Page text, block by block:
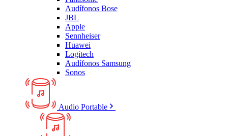
Audífonos Bose
JBL
Apple
Sennheiser
Huawei
Logitech
Audífonos Samsung
Sonos
Audio Portable